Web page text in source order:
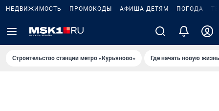
НЕДВИЖИМОСТЬ ПРОМОКОДЫ АФИША ДЕТЯМ ПОГОДА
Строительство станции метро «Курьяново» Где начать новую